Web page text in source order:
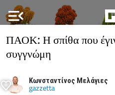
menu_open
ΠΑΟΚ: Η σπίθα που
συγγνώμη
Κωνσταντίνος Μελάγιες
gazzetta